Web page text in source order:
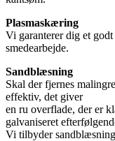
Plasmaskæring
Vi garanterer dig et
smedearbejde.
Sandblæsning
Skal der fjernes
effektiv, det giver
en ru overflade, der er
galvaniseret
Vi tilbyder